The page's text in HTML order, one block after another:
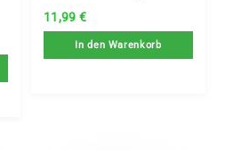
11,99 €
In den Warenkorb